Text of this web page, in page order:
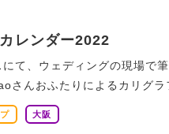
レンダー2022
て、ウェディングの現場で
さんおふたりによるカリグラ
大阪